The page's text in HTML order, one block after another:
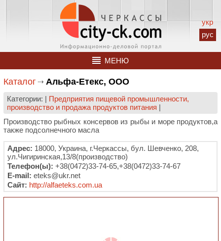
укр
рус
МЕНЮ
Каталог Альфа-Етекс, ООО
Категории: | Предприятия пищевой промышленности,
производство и продажа продуктов питания |
Производство рыбных консервов из рыбы и море продуктов,а
также подсолнечного масла
Адрес: 18000, Украина, г.Черкассы, бул. Шевченко, 208,
ул.Чигиринская,13/8(производство)
Телефон(ы): +38(0472)33-74-65,+38(0472)33-74-67
E-mail: eteks@ukr.net
Сайт: http://alfaeteks.com.ua